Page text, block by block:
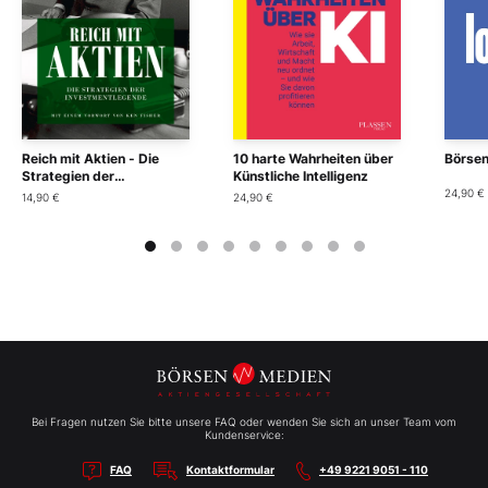
Reich mit Aktien - Die
Strategien der
Investmentlegende
14,90 €
10 harte Wahrheiten über
Künstliche Intelligenz
24,90 € 24,90 €
Bei Fragen nutzen Sie bitte unsere FAQ oder wenden Sie sich an unser Team vom
Kundenservice:
FAQ Kontaktformular +49 9221 9051 - 110